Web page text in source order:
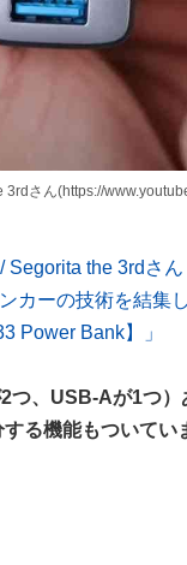
さん(https://
Segorita the 3rdさ
カーの技術を結集
Power Bank】」
つ、USB-Aが1つ
る機能もついてい